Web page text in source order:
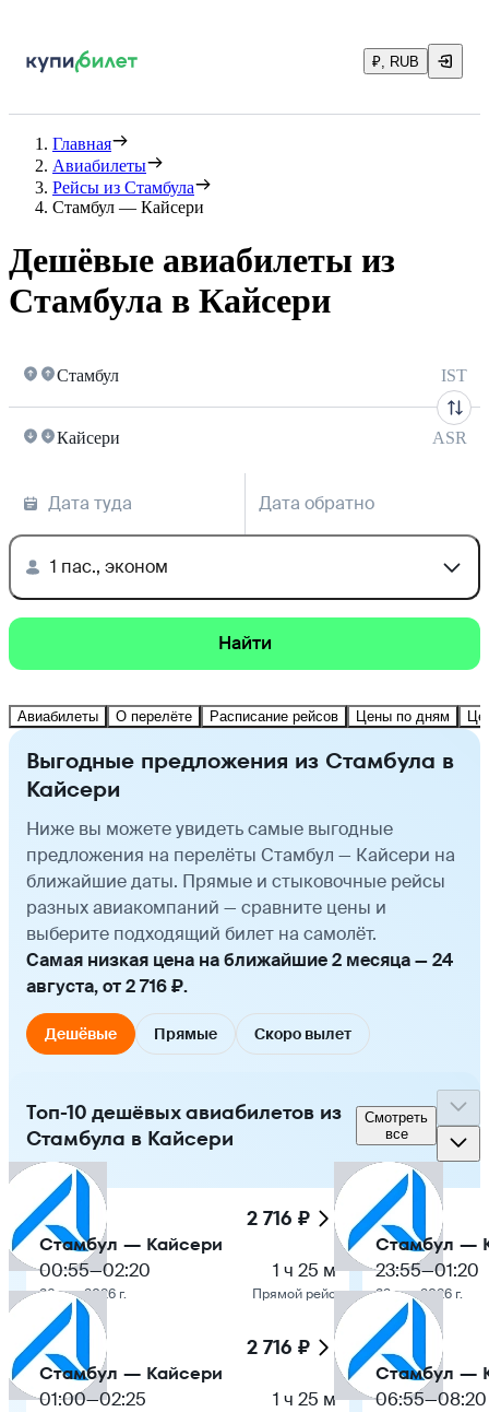
₽, RUB
Главная
Авиабилеты
Рейсы из Стамбула
Стамбул — Кайсери
Дешёвые авиабилеты из
Стамбула в Кайсери
Стамбул IST
Кайсери ASR
Дата туда Дата обратно
1 пас., эконом
Найти
Авиабилеты О перелёте Расписание рейсов Цены по дням
Выгодные предложения из Стамбула в
Кайсери
Ниже вы можете увидеть самые выгодные
предложения на перелёты Стамбул — Кайсери на
ближайшие даты. Прямые и стыковочные рейсы
разных авиакомпаний — сравните цены и
выберите подходящий билет на самолёт.
Самая низкая цена на ближайшие 2 месяца — 24
августа, от 2 716 ₽.
Дешёвые Прямые Скоро вылет
Топ-10 дешёвых авиабилетов из
Стамбула в Кайсери
Смотреть
все
2 716 ₽
Стамбул — Кайсери
00:55—02:20
26 авг. 2026 г.
1 ч 25 м
Прямой рейс
2 716 ₽
Стамбул — Кайсери
01:00—02:25 1 ч 25 м
Стамбул —
23:55—01:20
29 авг. 2026 г.
Стамбул —
06:55—08:20